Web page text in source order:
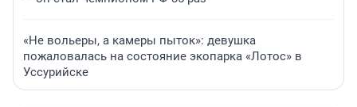
«Не вольеры, а камеры пыток»: девушка
пожаловалась на состояние экопарка «Лотос» в
Уссурийске